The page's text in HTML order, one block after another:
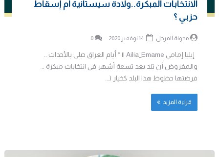
الانتخابات المبكرة..ولادة سيستانية أم إسقاط
حزبي ؟
مدونة المرجل 0
إيليا إمامي Ailia_Emame || * أيام العراق حبلى بالأحداث ..
والمفروض أن تلد بعد تسعة أشهر في انتخابات مبكرة ..
فرضتها حظوظ هذا البلد كخيار (...
قراءة المزيد